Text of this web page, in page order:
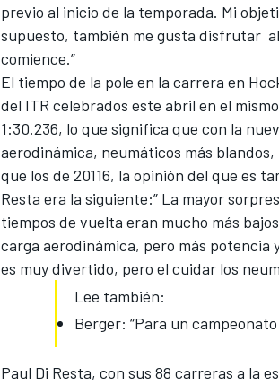
WRC
previo al inicio de la temporada. Mi
supuesto, también me gusta disfrutar
comience.”
El tiempo de la pole en la carrera en
del ITR celebrados este abril en el
1:30.236, lo que significa que con la
aerodinámica, neumáticos más
que los de 20116, la opinión del que es
Resta era la siguiente:” La mayor
tiempos de vuelta eran mucho más
carga aerodinámica, pero más potencia
es muy divertido, pero el cuidar los
Lee también:
Berger: “Para un
Paul Di Resta, con sus 88 carreras a la